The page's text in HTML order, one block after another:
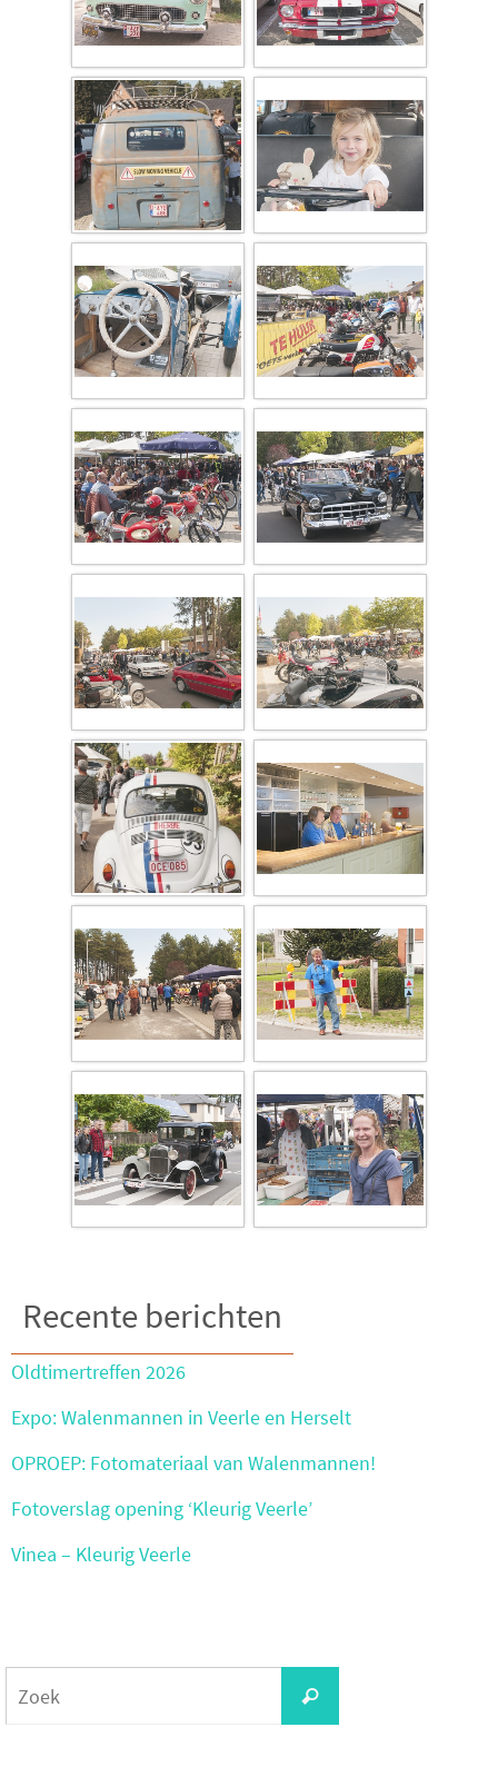
Recente berichten
Oldtimertreffen 2026
Expo: Walenmannen in Veerle en Herselt
OPROEP: Fotomateriaal van Walenmannen!
Fotoverslag opening ‘Kleurig Veerle’
Vinea – Kleurig Veerle
Zoek